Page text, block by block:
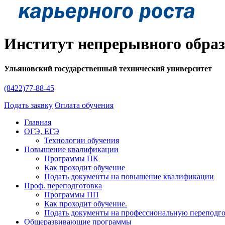
Институт непрерывного
Ульяновский государственный технический университет
(8422)77-88-45
Подать заявку Оплата обучения
Главная
ОГЭ, ЕГЭ
Технологии обучения
Повышение квалификации
Программы ПК
Как проходит обучение
Подать документы на повышение квалификации
Проф. переподготовка
Программы ПП
Как проходит обучение.
Подать документы на профессиональную
Общеразвивающие программы